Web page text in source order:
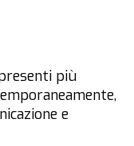
più
e